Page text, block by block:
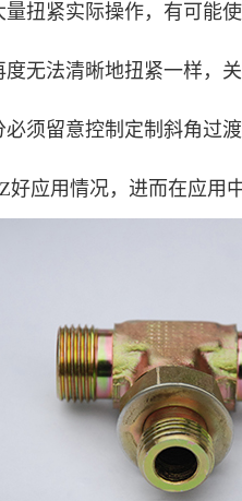
扭紧实际操作，有可能
无法清晰地扭紧一样，关
须留意控制定制斜角过
应用情况，进而在应用